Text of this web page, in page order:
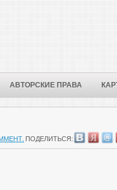
АВТОРСКИЕ ПРАВА
ПОДЕЛИТЬСЯ: